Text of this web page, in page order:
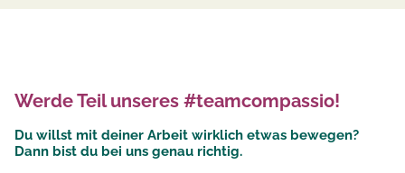
Werde Teil unseres #teamcompassio!
Du willst mit deiner Arbeit wirklich etwas bewegen?
Dann bist du bei uns genau richtig.